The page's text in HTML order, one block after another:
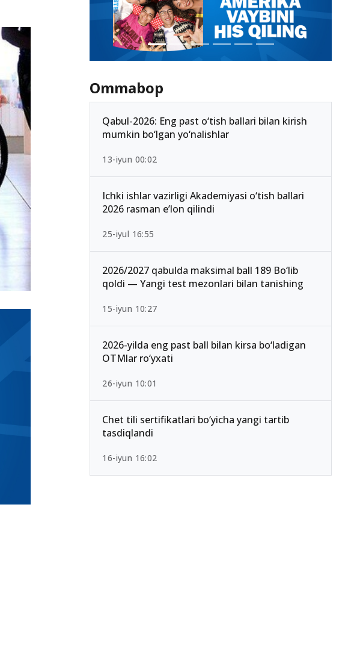
Ommabop
Qabul-2026: Eng past o‘tish ballari bilan kirish
mumkin bo‘lgan yo‘nalishlar
13-iyun 00:02
Ichki ishlar vazirligi Akademiyasi o‘tish ballari
2026 rasman e’lon qilindi
25-iyul 16:55
2026/2027 qabulda maksimal ball 189 Bo‘lib
qoldi — Yangi test mezonlari bilan tanishing
15-iyun 10:27
2026-yilda eng past ball bilan kirsa bo‘ladigan
OTMlar ro‘yxati
26-iyun 10:01
Chet tili sertifikatlari bo‘yicha yangi tartib
tasdiqlandi
16-iyun 16:02